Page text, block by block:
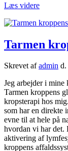
Læs videre
Tarmen
Skrevet afadmin d.
Jeg arbejder i mine
Tarmen kroppens
kropsterapi hos
som har en direkte
evne til at hele på
hvordan vi har det.
aktivering af
kroppens